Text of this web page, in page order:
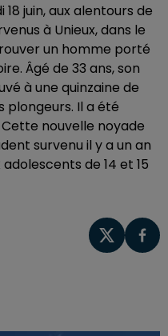
juin, aux alentours de
à Unieux, dans le
un homme porté
Âgé de 33 ans, son
à une quinzaine de
Il a été
nouvelle noyade
survenu il y a un an
de 14 et 15